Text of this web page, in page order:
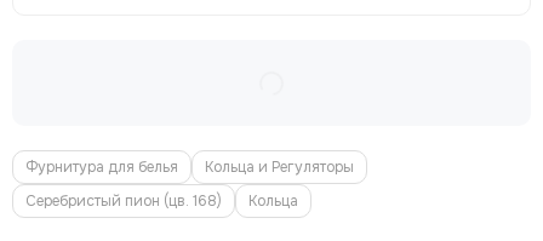
Фурнитура для белья
Кольца и Регуляторы
Серебристый пион (цв. 168)
Кольца